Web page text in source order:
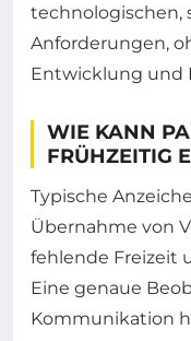
technologischen,
Anforderungen,
Entwicklung und
WIE KANN
FRÜHZEITIG
Typische
Übernahme von
fehlende Freizeit
Eine genaue
Kommunikation